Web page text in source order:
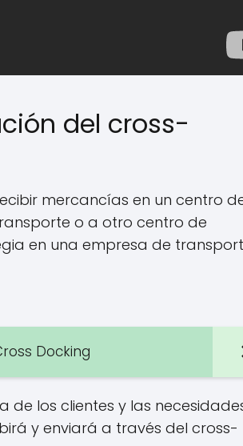
del cross-
mercancías en un centro
o a otro centro de
en una empresa de
Docking
de los clientes y las
y enviará a través del cross-